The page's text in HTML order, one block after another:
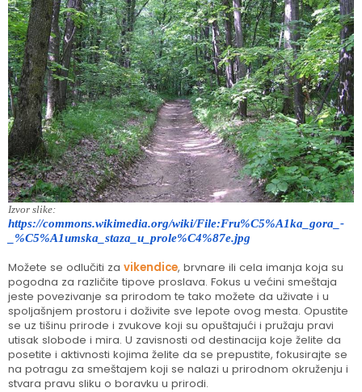
Izvor slike:
https://commons.wikimedia.org/wiki/File:Fru%C5%A1ka_gora_-
_%C5%A1umska_staza_u_prole%C4%87e.jpg
Možete se odlučiti za vikendice, brvnare ili cela imanja koja su
pogodna za različite tipove proslava. Fokus u većini smeštaja
jeste povezivanje sa prirodom te tako možete da uživate i u
spoljašnjem prostoru i doživite sve lepote ovog mesta. Opustite
se uz tišinu prirode i zvukove koji su opuštajući i pružaju pravi
utisak slobode i mira. U zavisnosti od destinacija koje želite da
posetite i aktivnosti kojima želite da se prepustite, fokusirajte se
na potragu za smeštajem koji se nalazi u prirodnom okruženju i
stvara pravu sliku o boravku u prirodi.